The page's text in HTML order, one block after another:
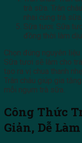
trà sữa. Trân
nhai cùng trà sữa.
Sữa tươi: Sữa
đồng thời làm
Chọn đúng nguyên
Sữa tươi sẽ làm cho
tạo ra vị chua thanh
Trân châu giúp gia
mỗi ngụm trà sữa.
Công Thức
Giản, Dễ